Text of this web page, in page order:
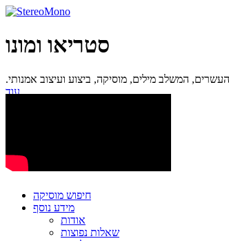
סטריאו ומונו
המשלב מילים, מוסיקה, ביצוע ועיצוב אמנותי.
עוד...
חיפוש מוסיקה
מידע נוסף
אודות
שאלות נפוצות